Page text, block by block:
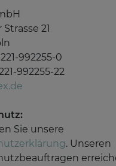
21
992255-0
992255-22
Sie unsere
. Unseren